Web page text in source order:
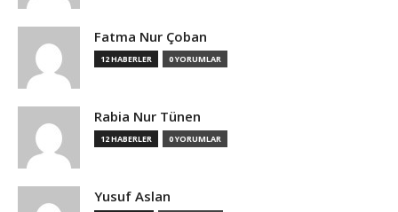
Fatma Nur Çoban
12 HABERLER 0 YORUMLAR
Rabia Nur Tünen
12 HABERLER 0 YORUMLAR
Yusuf Aslan